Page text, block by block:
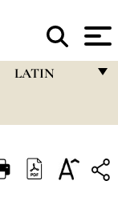
LATIN
ITALIANO